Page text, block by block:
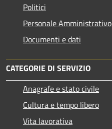
Politici
Personale Amministrativo
Documenti e dati
CATEGORIE DI SERVIZIO
Anagrafe e stato civile
Cultura e tempo libero
Vita lavorativa